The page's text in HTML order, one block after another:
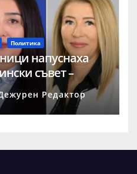
Политика
напуснаха
съвет –
Редактор